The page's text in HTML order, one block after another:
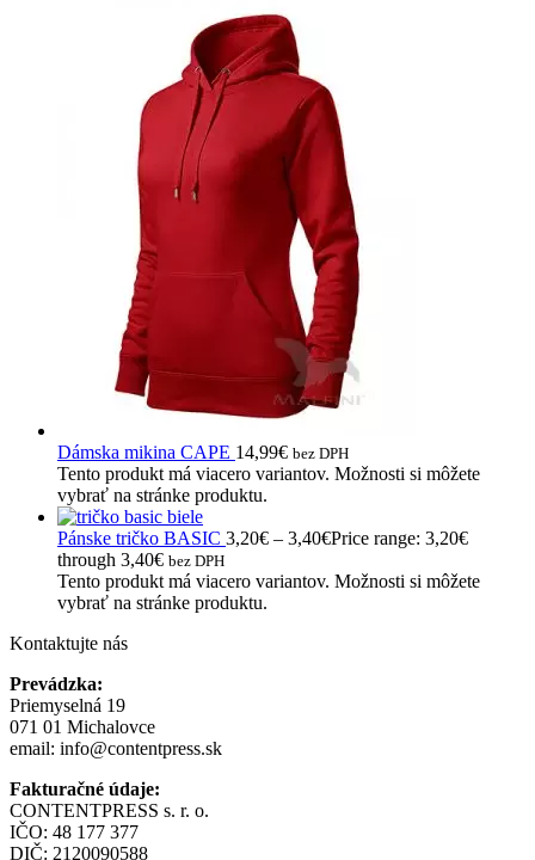
Dámska mikina CAPE 14,99€ bez DPH
Tento produkt má viacero variantov. Možnosti si môžete
vybrať na stránke produktu.
Pánske tričko BASIC 3,20€ – 3,40€Price range: 3,20€
through 3,40€ bez DPH
Tento produkt má viacero variantov. Možnosti si môžete
vybrať na stránke produktu.
Kontaktujte nás
Prevádzka:
Priemyselná 19
071 01 Michalovce
email: info@contentpress.sk
Fakturačné údaje:
CONTENTPRESS s. r. o.
IČO: 48 177 377
DIČ: 2120090588